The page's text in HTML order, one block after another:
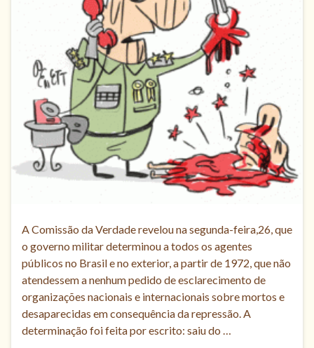
A Comissão da Verdade revelou na segunda-feira,26, que
o governo militar determinou a todos os agentes
públicos no Brasil e no exterior, a partir de 1972, que não
atendessem a nenhum pedido de esclarecimento de
organizações nacionais e internacionais sobre mortos e
desaparecidas em consequência da repressão. A
determinação foi feita por escrito: saiu do …